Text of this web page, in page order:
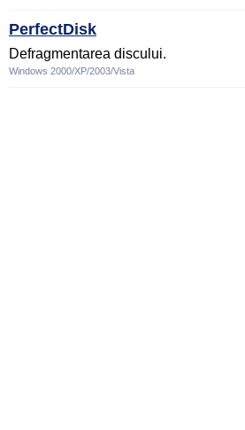
PerfectDisk
Defragmentarea discului.
Windows 2000/XP/2003/Vista